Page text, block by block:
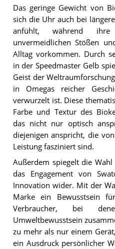
Das geringe Gewicht von
sich die Uhr auch bei
anfühlt, während
unvermeidlichen Stößen
Alltag vorkommen. Durch
in der Speedmaster Gelb
Geist der
in Omegas reicher
verwurzelt ist. Diese
Farbe und Textur des
das nicht nur optisch
diejenigen anspricht, die
Leistung fasziniert sind.
Außerdem spiegelt die
das Engagement von
Innovation wider. Mit der
Marke ein Bewusstsein
Verbraucher, bei
Umweltbewusstsein
zu mehr als nur einem
ein Ausdruck persönlicher